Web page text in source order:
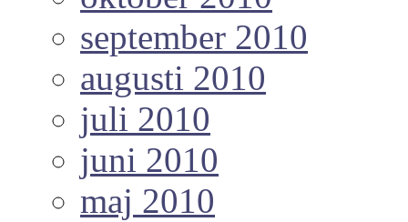
september 2010
augusti 2010
juli 2010
juni 2010
maj 2010